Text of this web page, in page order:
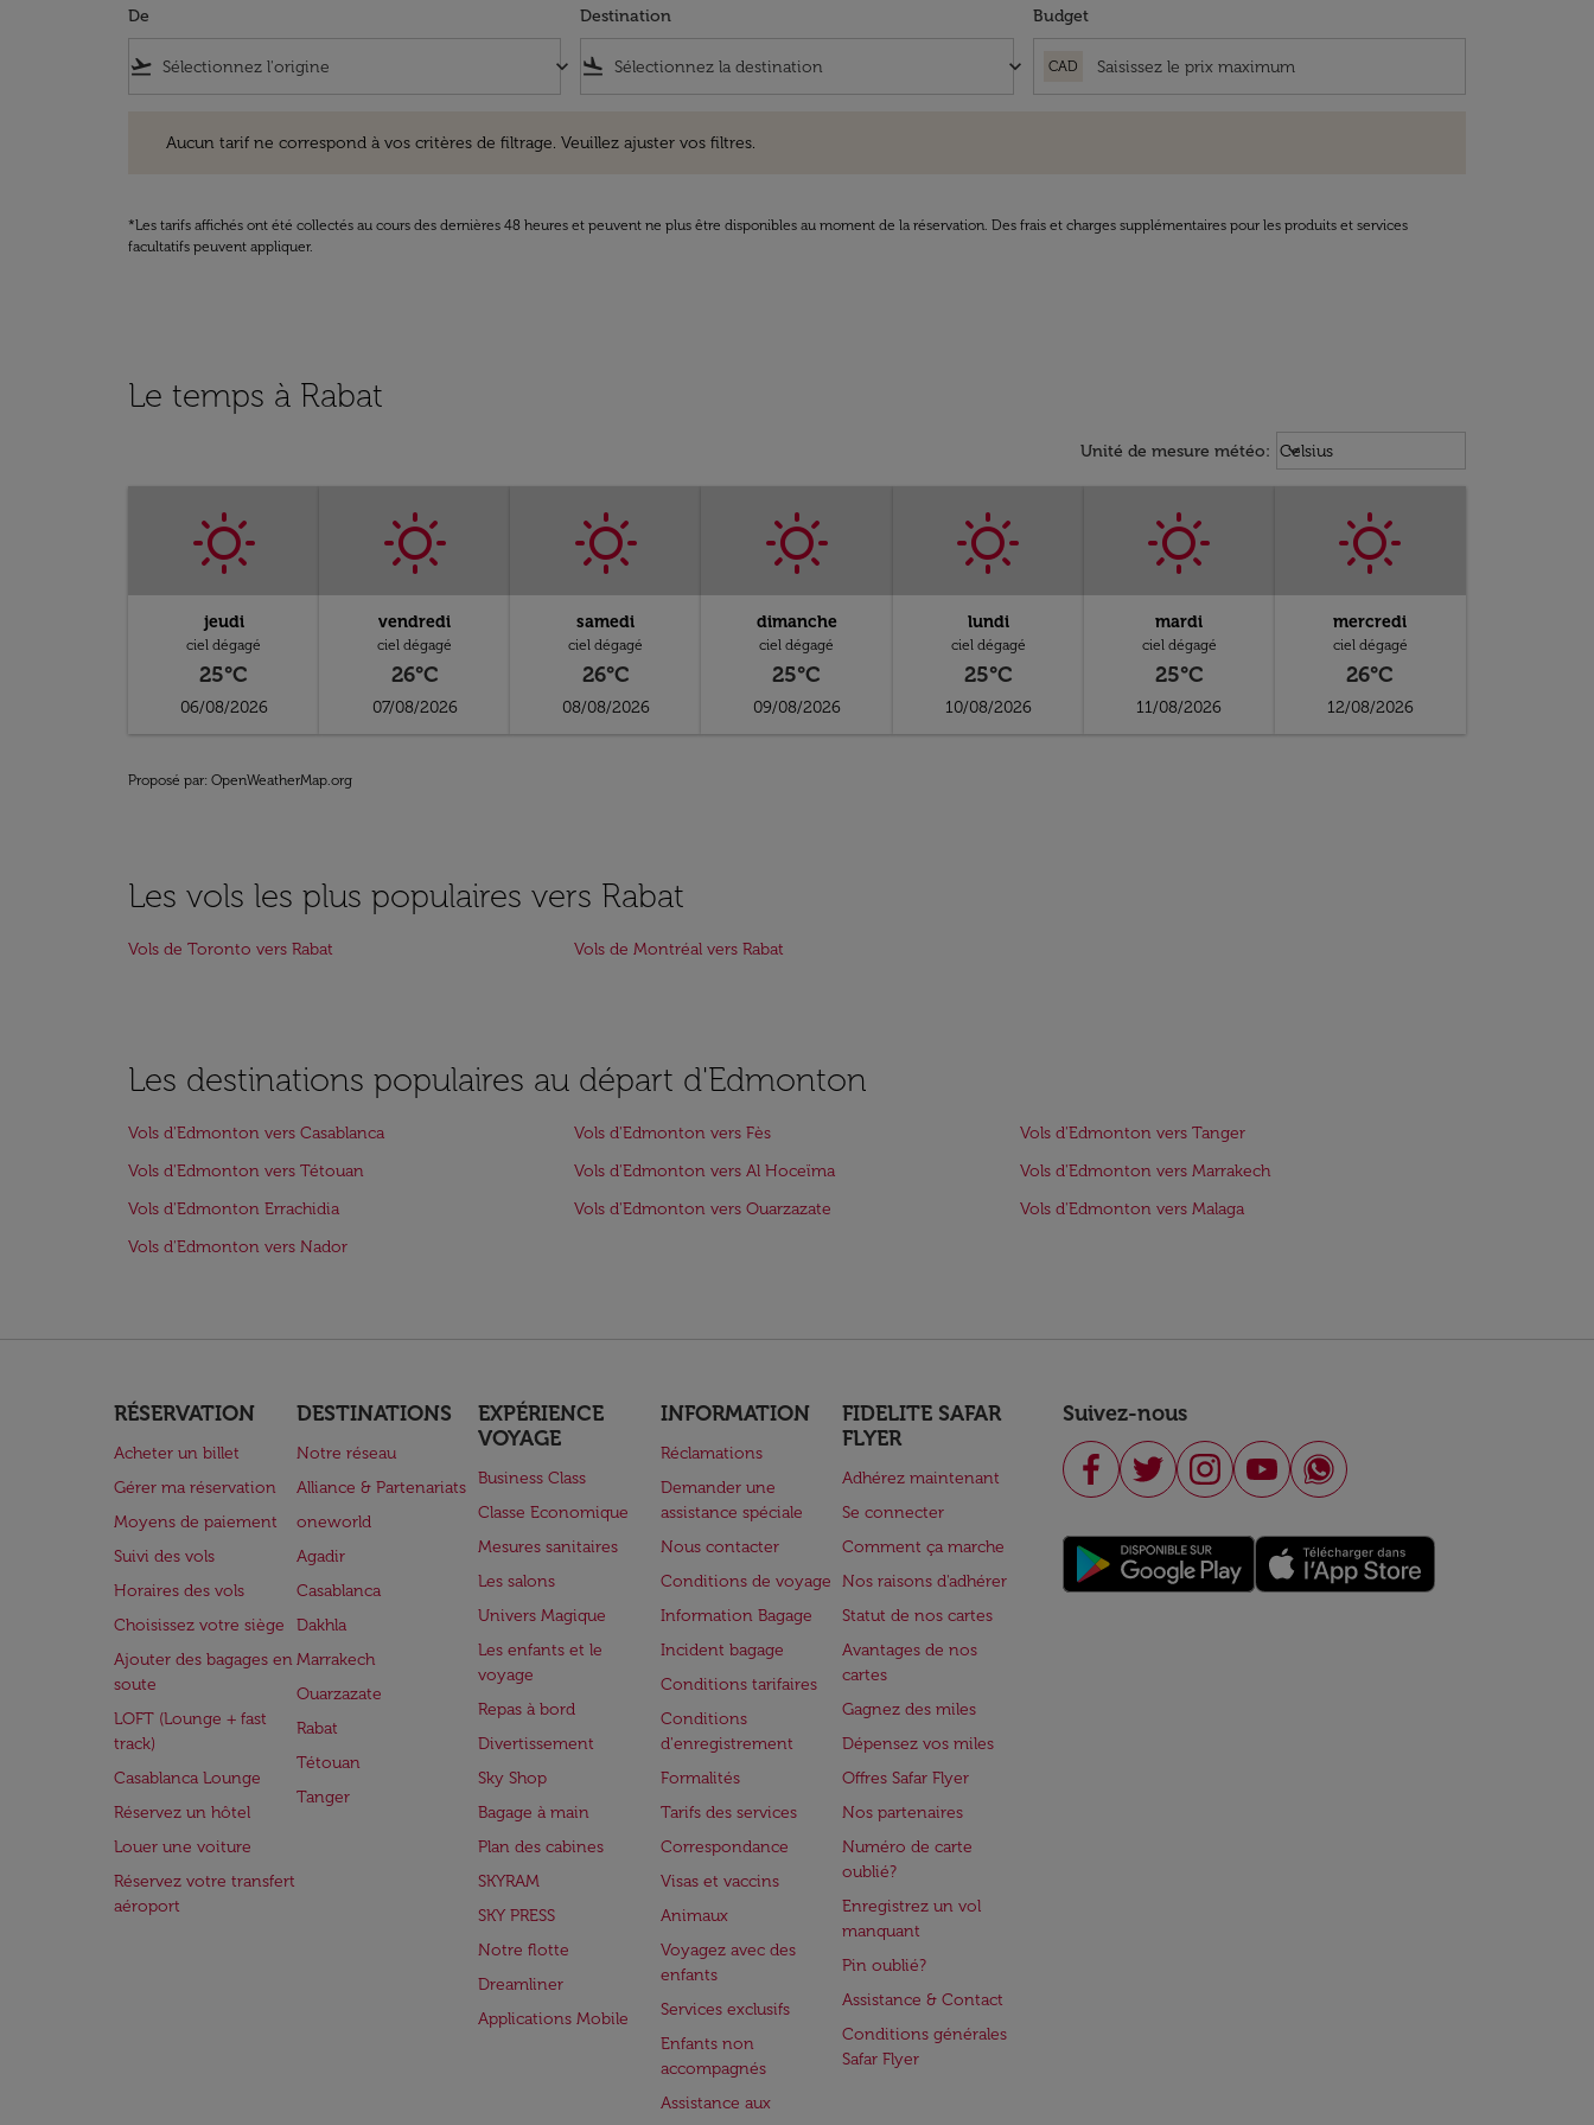
De
flight_takeoff keyboard_arrow_down
Destination
flight_land keyboard_arrow_down
Budget
CAD
Aucun tarif ne correspond à vos critères de filtrage. Veuillez ajuster vos filtres.
*Les tarifs affichés ont été collectés au cours des dernières 48 heures et peuvent ne plus être disponibles au moment de la réservation. Des frais et charges supplémentaires pour les produits et services
facultatifs peuvent appliquer.
Le temps à Rabat
Unité de mesure météo: Weather unit option Celsius
Celsius
keyboard_arrow_down
jeudi
ciel dégagé
25°C
06/08/2026
vendredi
ciel dégagé
26°C
07/08/2026
samedi
ciel dégagé
26°C
08/08/2026
dimanche
ciel dégagé
25°C
09/08/2026
lundi
ciel dégagé
25°C
10/08/2026
mardi
ciel dégagé
25°C
11/08/2026
mercredi
ciel dégagé
26°C
12/08/2026
Proposé par: OpenWeatherMap.org
Les vols les plus populaires vers Rabat
Vols de Toronto vers Rabat Vols de Montréal vers Rabat
Les destinations populaires au départ d'Edmonton
Vols d'Edmonton vers Casablanca Vols d'Edmonton vers Fès
Vols d'Edmonton vers Tanger
Vols d'Edmonton vers Tétouan
Vols d'Edmonton vers Al Hoceïma
Vols d'Edmonton vers Marrakech
Vols d'Edmonton Errachidia
Vols d'Edmonton vers Ouarzazate
Vols d'Edmonton vers Malaga
Vols d'Edmonton vers Nador
RÉSERVATION
Acheter un billet
Gérer ma réservation
Moyens de paiement
Suivi des vols
Horaires des vols
Choisissez votre siège
Ajouter des bagages en
soute
LOFT (Lounge + fast
track)
Casablanca Lounge
Réservez un hôtel
Louer une voiture
Réservez votre transfert
aéroport
DESTINATIONS
Notre réseau
Alliance & Partenariats
oneworld
Agadir
Casablanca
Dakhla
Marrakech
Ouarzazate
Rabat
Tétouan
Tanger
EXPÉRIENCE
VOYAGE
Business Class
Classe Economique
Mesures sanitaires
Les salons
Univers Magique
Les enfants et le
voyage
Repas à bord
Divertissement
Sky Shop
Bagage à main
Plan des cabines
SKYRAM
SKY PRESS
Notre flotte
Dreamliner
Applications Mobile
INFORMATION
Réclamations
Demander une
assistance spéciale
Nous contacter
Conditions de voyage
Information Bagage
Incident bagage
Conditions tarifaires
Conditions
d'enregistrement
Formalités
Tarifs des services
Correspondance
Visas et vaccins
Animaux
Voyagez avec des
enfants
Services exclusifs
Enfants non
accompagnés
Assistance aux
FIDELITE SAFAR
FLYER
Adhérez maintenant
Se connecter
Comment ça marche
Nos raisons d'adhérer
Statut de nos cartes
Avantages de nos
cartes
Gagnez des miles
Dépensez vos miles
Offres Safar Flyer
Nos partenaires
Numéro de carte
oublié?
Enregistrez un vol
manquant
Pin oublié?
Assistance & Contact
Conditions générales
Safar Flyer
Suivez-nous